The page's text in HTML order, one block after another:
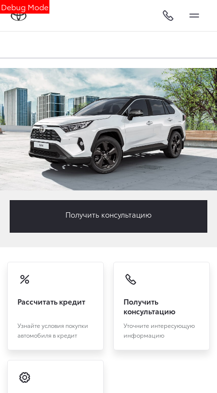
Debug Mode
Рассчитать кредит
Узнайте условия покупки
автомобиля в кредит
Получить
консультацию
Уточните интересующую
информацию